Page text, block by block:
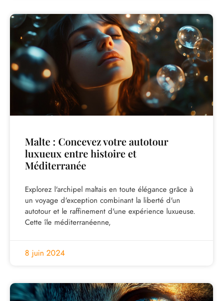
Malte : Concevez votre autotour
luxueux entre histoire et
Méditerranée
Explorez l'archipel maltais en toute élégance grâce à
un voyage d'exception combinant la liberté d'un
autotour et le raffinement d'une expérience luxueuse.
Cette île méditerranéenne,
8 juin 2024